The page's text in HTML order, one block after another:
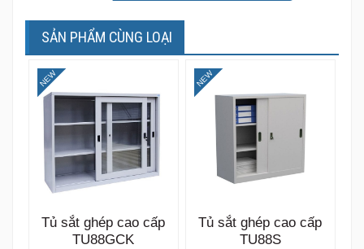
SẢN PHẨM CÙNG LOẠI
NEW
Tủ sắt ghép cao cấp
TU88GCK
NEW
Tủ sắt ghép cao cấp
TU88S